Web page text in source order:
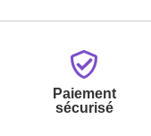
Paiement
sécurisé